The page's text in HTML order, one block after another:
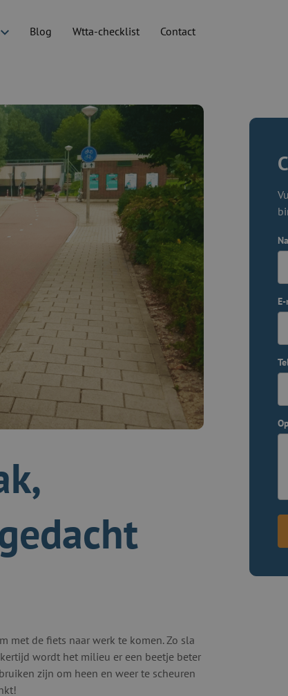
Blog Wtta-checklist Contact
met de fiets naar werk te komen. Zo sla
wordt het milieu er een beetje beter
zijn om heen en weer te scheuren